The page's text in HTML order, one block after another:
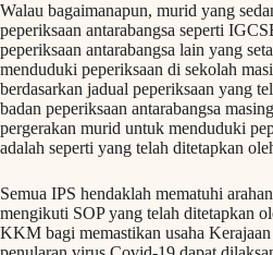
Walau bagaimanapun, murid yang
peperiksaan antarabangsa seperti
peperiksaan antarabangsa lain yang
menduduki peperiksaan di sekolah
berdasarkan jadual peperiksaan yang
badan peperiksaan antarabangsa
pergerakan murid untuk menduduki
adalah seperti yang telah ditetapkan
Semua IPS hendaklah mematuhi
mengikuti SOP yang telah ditetapkan
KKM bagi memastikan usaha